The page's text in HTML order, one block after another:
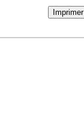
Imprimer